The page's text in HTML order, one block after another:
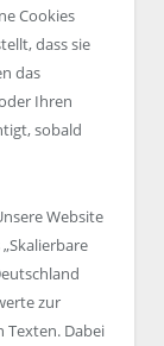
Cookies
dass sie
das
Ihren
sobald
Website
zur
Dabei